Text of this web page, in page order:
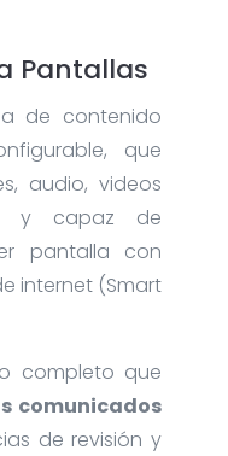
Pantallas
de contenido
que
audio, videos
y capaz de
pantalla con
internet (Smart
completo que
comunicados
de revisión y